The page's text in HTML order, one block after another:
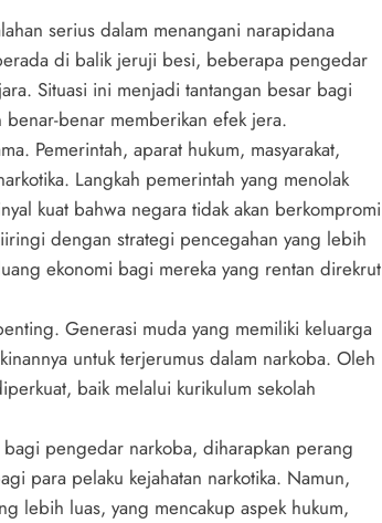
serius dalam menangani narapidana
di balik jeruji besi, beberapa pengedar
Situasi ini menjadi tantangan besar bagi
benar memberikan efek jera.
Pemerintah, aparat hukum, masyarakat,
Langkah pemerintah yang menolak
kuat bahwa negara tidak akan berkompromi
dengan strategi pencegahan yang lebih
ekonomi bagi mereka yang rentan direkrut
Generasi muda yang memiliki keluarga
untuk terjerumus dalam narkoba. Oleh
baik melalui kurikulum sekolah
pengedar narkoba, diharapkan perang
para pelaku kejahatan narkotika. Namun,
lebih luas, yang mencakup aspek hukum,